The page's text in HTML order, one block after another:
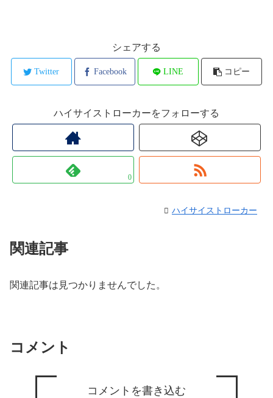
シェアする
Twitter Facebook LINE コピー
ハイサイストローカーをフォローする
0
ハイサイストローカー
関連記事
関連記事は見つかりませんでした。
コメント
コメントを書き込む